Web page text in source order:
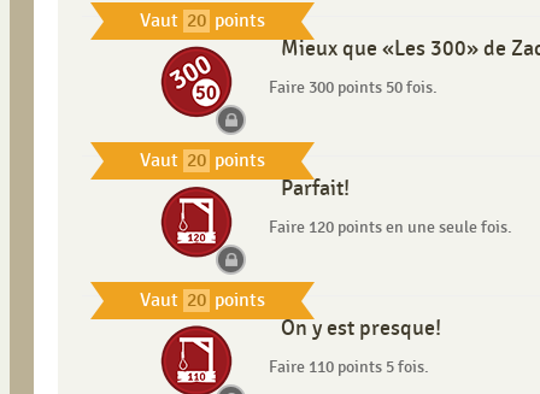
Vaut 20 points
Vaut 20 points
Mieux que «Les 300» de
Faire 300 points 50 fois.
Vaut 20 points
Parfait!
Faire 120 points en une seule fois.
On y est presque!
Faire 110 points 5 fois.